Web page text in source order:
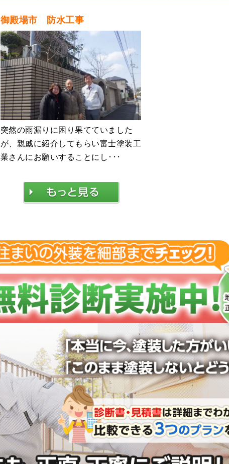
御殿場市 防水工事
突然の雨漏りに困り果てていました
が、親戚に紹介してもらい富士塗装工
業さんにお願いすることにし･･･